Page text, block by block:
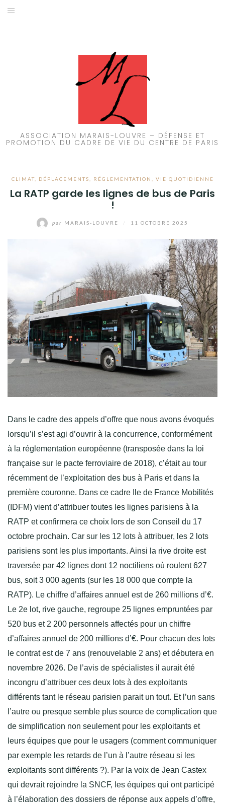
Aller
ASSOCIATION MARAIS-LOUVRE – DÉFENSE ET
PROMOTION DU CADRE DE VIE DU CENTRE DE PARIS
CLIMAT, DÉPLACEMENTS RÉGLEMENTATION VIE QUOTIDIENNE
La RATP garde les lignes de bus de Paris
!
par MARAIS-LOUVRE 11 OCTOBRE 2025
Dans le cadre des appels d’offre que nous avons évoqués
lorsqu’il s’est agi d’ouvrir à la concurrence, conformément
à la réglementation européenne (transposée dans la loi
française sur le pacte ferroviaire de 2018), c’était au tour
récemment de l’exploitation des bus à Paris et dans la
première couronne. Dans ce cadre Ile de France Mobilités
(IDFM) vient d’attribuer toutes les lignes parisiens à la
RATP et confirmera ce choix lors de son Conseil du 17
octobre prochain. Car sur les 12 lots à attribuer, les 2 lots
parisiens sont les plus importants. Ainsi la rive droite est
traversée par 42 lignes dont 12 noctiliens où roulent 627
bus, soit 3 000 agents (sur les 18 000 que compte la
RATP). Le chiffre d’affaires annuel est de 260 millions d’€.
Le 2e lot, rive gauche, regroupe 25 lignes empruntées par
520 bus et 2 200 personnels affectés pour un chiffre
d’affaires annuel de 200 millions d’€. Pour chacun des lots
le contrat est de 7 ans (renouvelable 2 ans) et débutera en
novembre 2026. De l’avis de spécialistes il aurait été
incongru d’attribuer ces deux lots à des exploitants
différents tant le réseau parisien parait un tout. Et l’un sans
l’autre ou presque semble plus source de complication que
de simplification non seulement pour les exploitants et
leurs équipes que pour le usagers (comment communiquer
par exemple les retards de l’un à l’autre réseau si les
exploitants sont différents ?). Par la voix de Jean Castex
qui devrait rejoindre la SNCF, les équipes qui ont participé
à l’élaboration des dossiers de réponse aux appels d’offre,